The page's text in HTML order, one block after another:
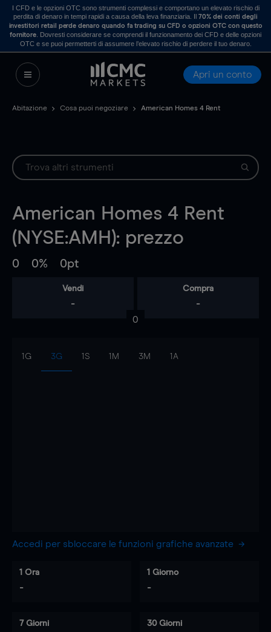
I CFD e le opzioni OTC sono strumenti complessi e comportano un elevato rischio di
perdita di denaro in tempi rapidi a causa della leva finanziaria. Il70% dei conti degli
investitori retail perde denaro quando fa trading su CFD o opzioni OTC con questo
fornitore . Dovresti considerare se comprendi il funzionamento dei CFD e delle opzioni
OTC e se puoi permetterti di assumere l’elevato rischio di perdere il tuo denaro.
Apri un conto
Abitazione Cosa puoi negoziare American Homes 4 Rent
American Homes 4 Rent
(NYSE:AMH): prezzo
0 0% 0pt
Vendi
-
Compra
-
0
1G 3G 1S 1M 3M 1A
Accedi per sbloccare le funzioni grafiche avanzate
1 Ora
-
1 Giorno
-
7 Giorni 30 Giorni